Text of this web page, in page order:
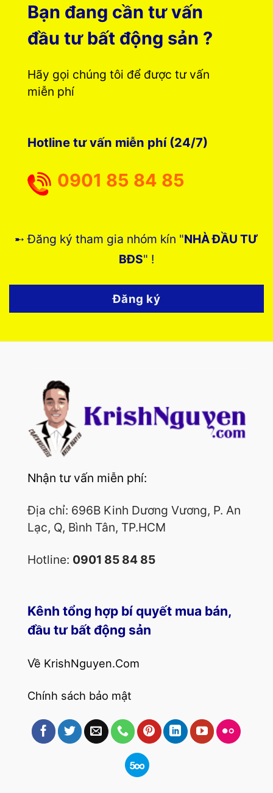
Bạn đang cần tư vấn
đầu tư bất động sản ?
Hãy gọi chúng tôi để được tư vấn
miễn phí
Hotline tư vấn miễn phí (24/7)
0901 85 84 85
➸ Đăng ký tham gia nhóm kín "NHÀ ĐẦU TƯ
BĐS" !
Đăng ký
Nhận tư vấn miễn phí:
Địa chỉ: 696B Kinh Dương Vương, P. An
Lạc, Q, Bình Tân, TP.HCM
Hotline: 0901 85 84 85
Kênh tổng hợp bí quyết mua bán,
đầu tư bất động sản
Về KrishNguyen.Com
Chính sách bảo mật